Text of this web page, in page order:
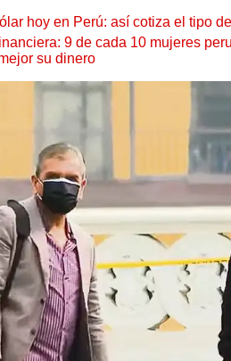
hoy en Perú: así cotiza el tipo
9 de cada 10 mujeres
su dinero